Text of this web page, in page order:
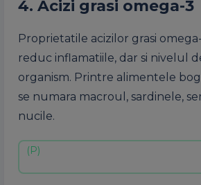
4. Acizi grasi omega-3
Proprietatile acizilor grasi
reduc inflamatiile, dar si nivelul
organism. Printre alimentele
se numara macroul, sardinele,
nucile.